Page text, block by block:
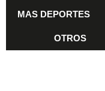
MAS DEPORTES
OTROS